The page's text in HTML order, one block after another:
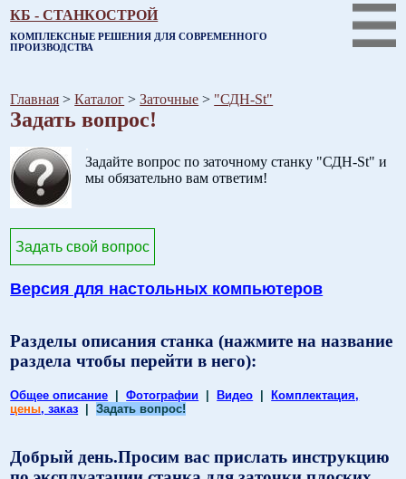
КБ - СТАНКОСТРОЙ
КОМПЛЕКСНЫЕ РЕШЕНИЯ ДЛЯ СОВРЕМЕННОГО
ПРОИЗВОДСТВА
Главная >Каталог >Заточные > "СДН-St"
Задать вопрос!
Задайте вопрос по заточному станку "СДН-St" и
мы обязательно вам ответим!
Задать свой вопрос
Версия для настольных компьютеров
Разделы описания станка (нажмите на название
раздела чтобы перейти в него):
Общее описание |Фотографии Видео
Комплектация,
цены, заказ |Задать вопрос!
Добрый день.Просим вас прислать инструкцию